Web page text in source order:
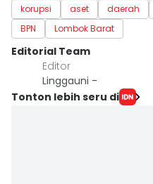
korupsi aset daerah
BPN
Lombok Barat
Editorial Team
Editor
Linggauni -
Tonton lebih seru di